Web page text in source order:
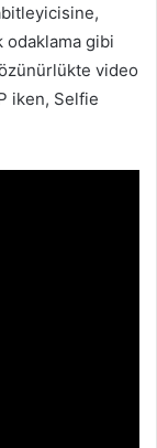
odaklama gibi
video
iken, Selfie